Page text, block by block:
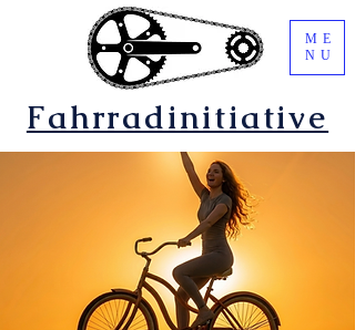
Fahrradinitiative
ME
NU